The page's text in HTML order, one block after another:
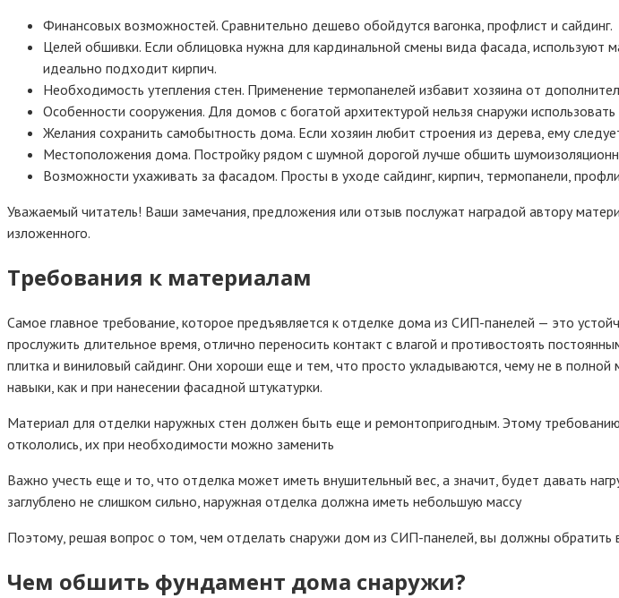
Финансовых возможностей. Сравнительно дешево обойдутся вагонка, профлист и сайдинг.
Целей обшивки. Если облицовка нужна для кардинальной смены вида фасада,
идеально подходит кирпич.
Необходимость утепления стен. Применение термопанелей избавит хозяина от
Особенности сооружения. Для домов с богатой архитектурой нельзя снаружи
Желания сохранить самобытность дома. Если хозяин любит строения из дерева, ему
Местоположения дома. Постройку рядом с шумной дорогой лучше обшить
Возможности ухаживать за фасадом. Просты в уходе сайдинг, кирпич, термопанели,
Уважаемый читатель! Ваши замечания, предложения или отзыв послужат наградой автору
изложенного.
Требования к материалам
Самое главное требование, которое предъявляется к отделке дома из СИП-панелей — это
прослужить длительное время, отлично переносить контакт с влагой и противостоять
плитка и виниловый сайдинг. Они хороши еще и тем, что просто укладываются, чему не в
навыки, как и при нанесении фасадной штукатурки.
Материал для отделки наружных стен должен быть еще и ремонтопригодным. Этому
откололись, их при необходимости можно заменить
Важно учесть еще и то, что отделка может иметь внушительный вес, а значит, будет давать
заглублено не слишком сильно, наружная отделка должна иметь небольшую массу
Поэтому, решая вопрос о том, чем отделать снаружи дом из СИП-панелей, вы должны обратить
Чем обшить фундамент дома снаружи?